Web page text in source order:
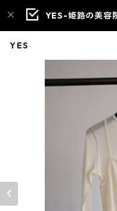
YES-姫路の美容
YES